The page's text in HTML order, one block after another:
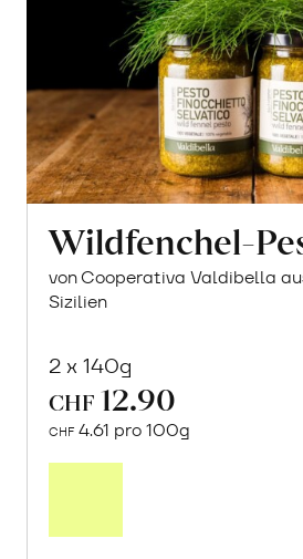
Wildfenchel-
von Cooperativa Valdibella
Sizilien
2 x 140g
CHF 12.90
CHF 4.61 pro 100g